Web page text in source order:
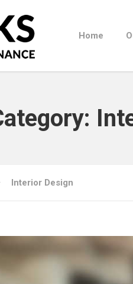
Home
Interior Design